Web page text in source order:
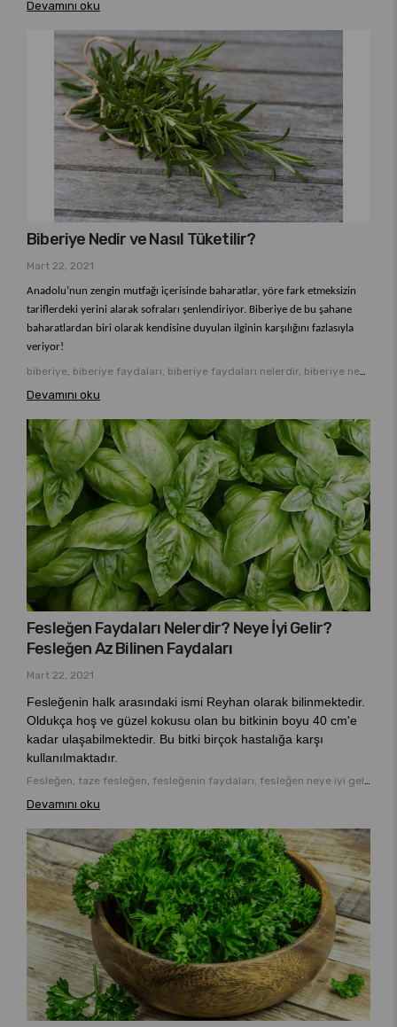
Devamını oku
Biberiye Nedir ve Nasıl Tüketilir?
Mart 22, 2021
Anadolu’nun zengin mutfağı içerisinde baharatlar, yöre fark etmeksizin
tariflerdeki yerini alarak sofraları şenlendiriyor. Biberiye de bu şahane
baharatlardan biri olarak kendisine duyulan ilginin karşılığını fazlasıyla
veriyor!
Devamını oku
Fesleğen Faydaları Nelerdir? Neye İyi Gelir?
Fesleğen Az Bilinen Faydaları
Mart 22, 2021
Fesleğenin halk arasındaki ismi Reyhan olarak bilinmektedir.
Oldukça hoş ve güzel kokusu olan bu bitkinin boyu 40 cm'e
kadar ulaşabilmektedir. Bu bitki birçok hastalığa karşı
kullanılmaktadır.
Fesleğen, taze fesleğen, fesleğenin faydaları, fesleğen neye iyi gelir
Devamını oku